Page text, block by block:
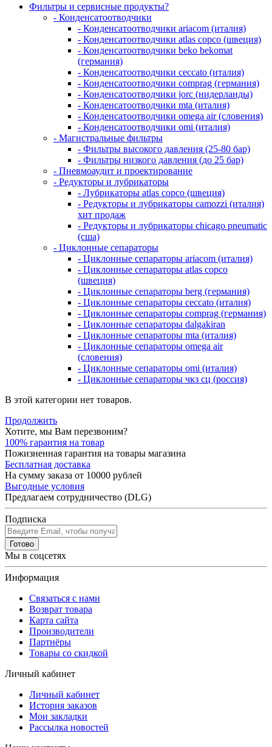
Фильтры и сервисные продукты?
- Конденсатоотводчики
- Конденсатоотводчики ariacom (италия)
- Конденсатоотводчики atlas copco (швеция)
- Конденсатоотводчики beko bekomat
(германия)
- Конденсатоотводчики ceccato (италия)
- Конденсатоотводчики comprag (германия)
- Конденсатоотводчики jorc (нидерланды)
- Конденсатоотводчики mta (италия)
- Конденсатоотводчики omega air (словения)
- Конденсатоотводчики omi (италия)
- Магистральные фильтры
- Фильтры высокого давления (25-80 бар)
- Фильтры низкого давления (до 25 бар)
- Пневмоаудит и проектирование
- Редукторы и лубрикаторы
- Лубрикаторы atlas copco (швеция)
- Редукторы и лубрикаторы camozzi (италия)
хит продаж
- Редукторы и лубрикаторы chicago pneumatic
(сша)
- Циклонные сепараторы
- Циклонные сепараторы ariacom (италия)
- Циклонные сепараторы atlas copco
(швеция)
- Циклонные сепараторы berg (германия)
- Циклонные сепараторы ceccato (италия)
- Циклонные сепараторы comprag (германия)
- Циклонные сепараторы dalgakiran
- Циклонные сепараторы mta (италия)
- Циклонные сепараторы omega air
(словения)
- Циклонные сепараторы omi (италия)
- Циклонные сепараторы чкз сц (россия)
В этой категории нет товаров.
Продолжить
Хотите, мы Вам перезвоним?
100% гарантия на товар
Пожизненная гарантия на товары магазина
Бесплатная доставка
На сумму заказа от 10000 рублей
Выгодные условия
Предлагаем сотрудничество (DLG)
Подписка
Готово
Мы в соцсетях
Информация
Связаться с нами
Возврат товара
Карта сайта
Производители
Партнёры
Товары со скидкой
Личный кабинет
Личный кабинет
История заказов
Мои закладки
Рассылка новостей